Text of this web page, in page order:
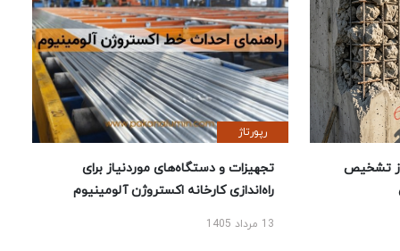
تشخیص
رپورتاژ
تجهیزات و دستگاه‌های موردنیاز برای
راه‌اندازی کارخانه اکستروژن آلومینیوم
13 مرداد 1405